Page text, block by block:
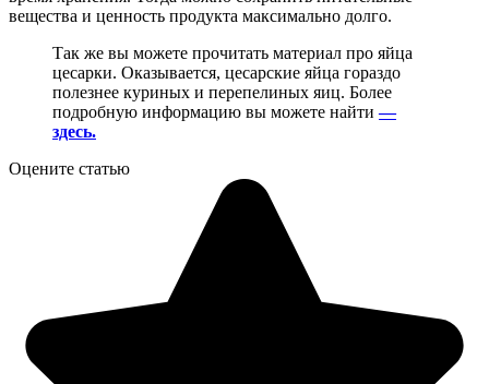
вещества и ценность продукта максимально долго.
Так же вы можете прочитать материал про яйца
цесарки. Оказывается, цесарские яйца гораздо
полезнее куриных и перепелиных яиц. Более
подробную информацию вы можете найти—
здесь.
Оцените статью